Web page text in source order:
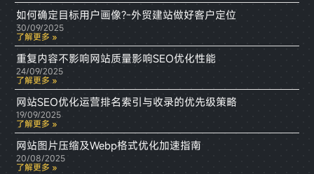
如何确定目标用户画像?-外贸建站做好客户定位
30/09/2025
了解更多 »
重复内容不影响网站质量影响SEO优化性能
24/09/2025
了解更多 »
网站SEO优化运营排名索引与收录的优先级策略
19/09/2025
了解更多 »
网站图片压缩及Webp格式优化加速指南
20/08/2025
了解更多 »